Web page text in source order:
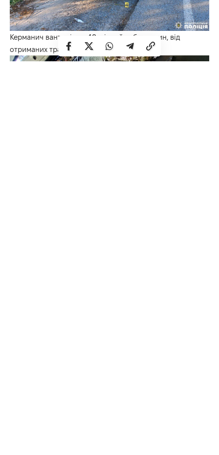
Керманич вантажівки, 48-річний дубенчанин, від
отриманих травм загинув на місці.